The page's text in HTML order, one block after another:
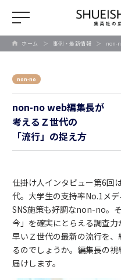
ホーム ＞ 事例・最新情報 ＞ non-
non-no
non-no web編集長が
考えるＺ世代の
「流行」の捉え方
仕掛け人インタビュー第6
代。大学生の支持率No.1メ
SNS施策も好調なnon-no。
今」を確実にとらえる調査
早いＺ世代の最新の流行を
るのでしょうか。編集長の
届けします。